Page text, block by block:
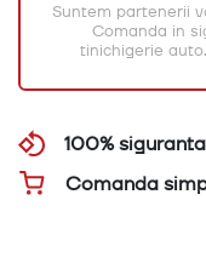
Suntem partenerii
Comanda in
tinichigerie
100%
Comanda